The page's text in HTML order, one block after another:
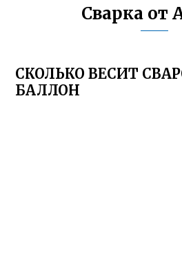
Сварка от
СКОЛЬКО ВЕСИТ
БАЛЛОН